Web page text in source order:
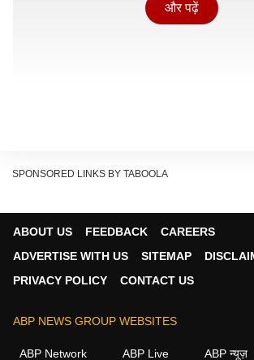
पश्चिम बंगाल में इमामों और पुरोहितों को दिए
और पढ़ें
SPONSORED LINKS BY TABOOLA
ABOUT US FEEDBACK
CAREERS
ADVERTISE WITH US
SITEMAP
PRIVACY POLICY
CONTACT US
ABP NEWS GROUP WEBSITES
ABP Network ABP Live ABP न्यूज़